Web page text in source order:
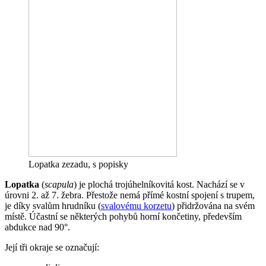
Lopatka zezadu, s popisky
Lopatka (scapula) je plochá trojúhelníkovitá kost. Nachází se v
úrovni 2. až 7. žebra. Přestože nemá přímé kostní spojení s trupem,
je díky svalům hrudníku (svalovému korzetu) přidržována na svém
místě. Účastní se některých pohybů horní končetiny, především
abdukce nad 90°.
Její tři okraje se označují: